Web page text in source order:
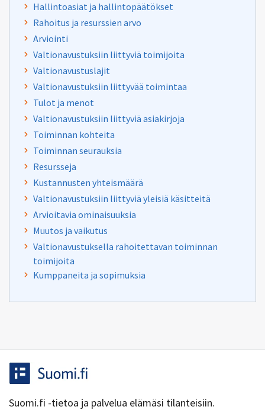
Hallintoasiat ja hallintopäätökset
Rahoitus ja resurssien arvo
Arviointi
Valtionavustuksiin liittyviä toimijoita
Valtionavustuslajit
Valtionavustuksiin liittyvää toimintaa
Tulot ja menot
Valtionavustuksiin liittyviä asiakirjoja
Toiminnan kohteita
Toiminnan seurauksia
Resursseja
Kustannusten yhteismäärä
Valtionavustuksiin liittyviä yleisiä käsitteitä
Arvioitavia ominaisuuksia
Muutos ja vaikutus
Valtionavustuksella rahoitettavan toiminnan
toimijoita
Kumppaneita ja sopimuksia
Suomi.fi -tietoa ja palvelua elämäsi tilanteisiin.